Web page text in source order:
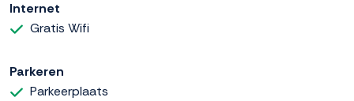
Internet
Gratis Wifi
Parkeren
Parkeerplaats